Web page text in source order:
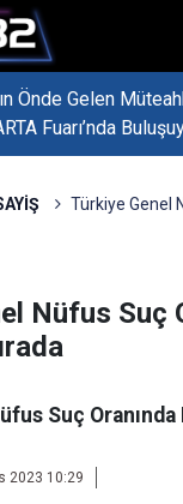
Önde Gelen
Fuarı’nda
Türkiye Genel
Nüfus Suç
Suç Oranında
2023 10:29